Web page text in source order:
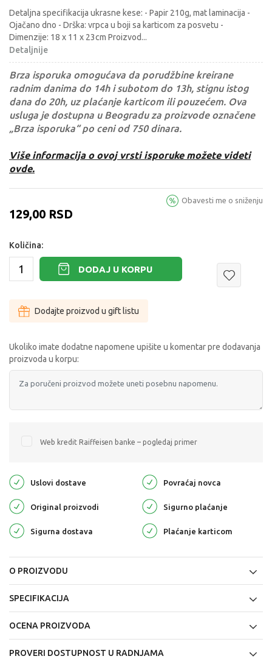
Detaljna specifikacija ukrasne kese: - Papir 210g, mat laminacija -
Ojačano dno - Drška: vrpca u boji sa karticom za posvetu -
Dimenzije: 18 x 11 x 23cm Proizvod...
Detaljnije
Brza isporuka omogućava da porudžbine kreirane
radnim danima do 14h i subotom do 13h, stignu istog
dana do 20h, uz plaćanje karticom ili pouzećem. Ova
usluga je dostupna u Beogradu za proizvode označene
„Brza isporuka“ po ceni od 750 dinara.
Više informacija o ovoj vrsti isporuke možete videti
ovde.
129,00 RSD
Obavesti me o sniženju
Količina:
DODAJ U KORPU
Dodajte proizvod u gift listu
Ukoliko imate dodatne napomene upišite u komentar pre dodavanja
proizvoda u korpu:
Web kredit Raiffeisen banke – pogledaj primer
Uslovi dostave Povraćaj novca
Original proizvodi Sigurno plaćanje
Sigurna dostava Plaćanje karticom
O PROIZVODU
SPECIFIKACIJA
OCENA PROIZVODA
PROVERI DOSTUPNOST U RADNJAMA